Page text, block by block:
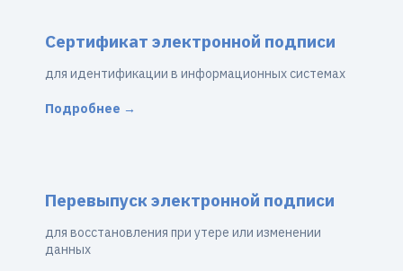
Сертификат электронной подписи
для идентификации в информационных системах
Подробнее →
Перевыпуск электронной подписи
для восстановления при утере или изменении
данных